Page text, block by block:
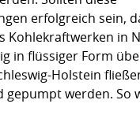
erfolgreich sein,
Kohlekraftwerken in
in flüssiger Form
Holstein
gepumpt werden. So